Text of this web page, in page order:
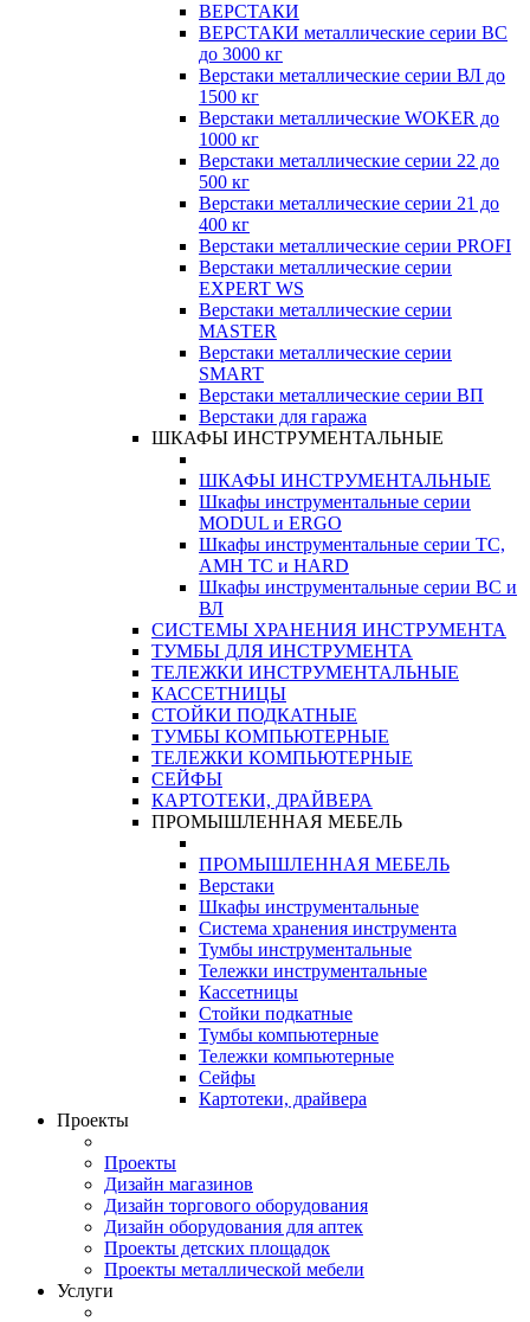
ВЕРСТАКИ
ВЕРСТАКИ металлические серии ВС
до 3000 кг
Верстаки металлические серии ВЛ до
1500 кг
Верстаки металлические WOKER до
1000 кг
Верстаки металлические серии 22 до
500 кг
Верстаки металлические серии 21 до
400 кг
Верстаки металлические серии PROFI
Верстаки металлические серии
EXPERT WS
Верстаки металлические серии
MASTER
Верстаки металлические серии
SMART
Верстаки металлические серии ВП
Верстаки для гаража
ШКАФЫ ИНСТРУМЕНТАЛЬНЫЕ
ШКАФЫ ИНСТРУМЕНТАЛЬНЫЕ
Шкафы инструментальные серии
MODUL и ERGO
Шкафы инструментальные серии ТС,
АМН ТС и HARD
Шкафы инструментальные серии ВС и
ВЛ
СИСТЕМЫ ХРАНЕНИЯ ИНСТРУМЕНТА
ТУМБЫ ДЛЯ ИНСТРУМЕНТА
ТЕЛЕЖКИ ИНСТРУМЕНТАЛЬНЫЕ
КАССЕТНИЦЫ
СТОЙКИ ПОДКАТНЫЕ
ТУМБЫ КОМПЬЮТЕРНЫЕ
ТЕЛЕЖКИ КОМПЬЮТЕРНЫЕ
СЕЙФЫ
КАРТОТЕКИ, ДРАЙВЕРА
ПРОМЫШЛЕННАЯ МЕБЕЛЬ
ПРОМЫШЛЕННАЯ МЕБЕЛЬ
Верстаки
Шкафы инструментальные
Система хранения инструмента
Тумбы инструментальные
Тележки инструментальные
Кассетницы
Стойки подкатные
Тумбы компьютерные
Тележки компьютерные
Сейфы
Картотеки, драйвера
Проекты
Проекты
Дизайн магазинов
Дизайн торгового оборудования
Дизайн оборудования для аптек
Проекты детских площадок
Проекты металлической мебели
Услуги